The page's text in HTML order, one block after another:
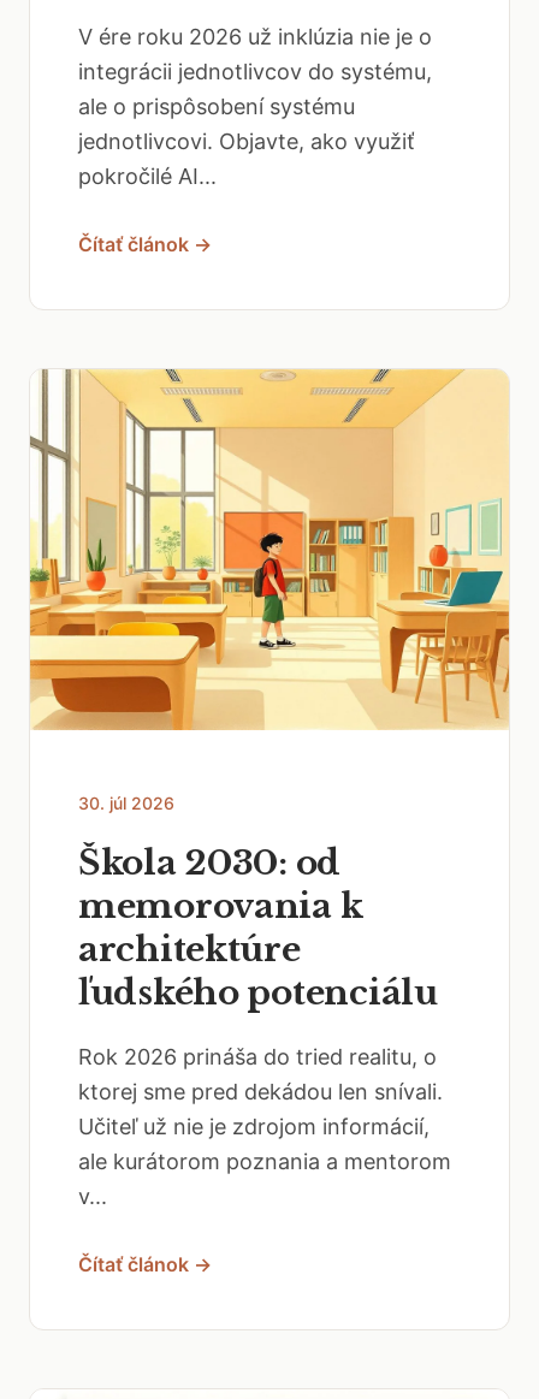
V ére roku 2026 už inklúzia nie je o
integrácii jednotlivcov do systému,
ale o prispôsobení systému
jednotlivcovi. Objavte, ako využiť
pokročilé AI...
Čítať článok →
30. júl 2026
Škola 2030: od
memorovania k
architektúre
ľudského potenciálu
Rok 2026 prináša do tried realitu, o
ktorej sme pred dekádou len snívali.
Učiteľ už nie je zdrojom informácií,
ale kurátorom poznania a mentorom
v...
Čítať článok →